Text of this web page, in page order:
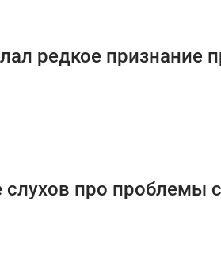
редкое признание
про проблемы